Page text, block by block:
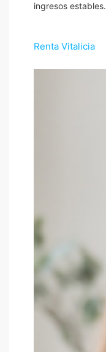
ingresos estables.
Renta Vitalicia